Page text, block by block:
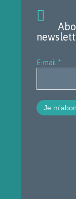

E-mail *